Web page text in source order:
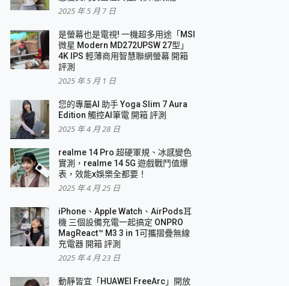
2025 年 5 月 7 日
是螢幕也是電視! 一機超多用途「MSI
微星 Modern MD272UPSW 27型」
4K IPS 輕薄商用智慧聯網螢幕 開箱
評測
2025 年 5 月 1 日
您的專屬AI 助手 Yoga Slim 7 Aura
Edition 觸控AI筆電 開箱 評測
2025 年 4 月 28 日
realme 14 Pro 超硬軍規、冰感變色
實測，realme 14 5G 遊戲戰鬥值爆
表，效能x娛樂全都要！
2025 年 4 月 25 日
iPhone、Apple Watch、AirPods耳
機 三個設備充電一起搞定 ONPRO
MagReact™ M3 3 in 1可攜摺疊無線
充電器 開箱 評測
2025 年 4 月 23 日
動靜皆宜「HUAWEI FreeArc」開放